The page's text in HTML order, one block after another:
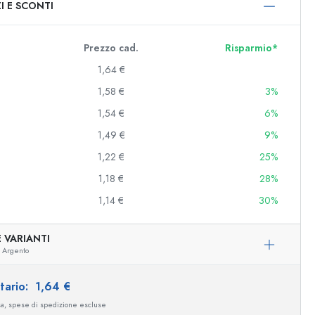
ml
ml
decorate
E SCONTI
Prezzo cad.
Risparmio*
1,64 €
1,58 €
3%
1,54 €
6%
1,49 €
9%
1,22 €
25%
1,18 €
28%
1,14 € 30%
VARIANTI
Argento
1,64 €
spese di spedizione escluse